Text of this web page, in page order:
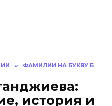
» ФАМИЛИИ НА БУКВУ Б
история и